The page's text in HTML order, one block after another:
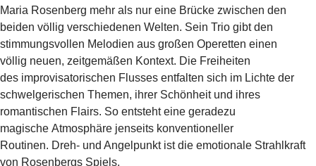
Maria Rosenberg mehr als nur eine Brücke zwischen den
beiden völlig verschiedenen Welten. Sein Trio gibt den
stimmungsvollen Melodien aus großen Operetten einen
völlig neuen, zeitgemäßen Kontext. Die Freiheiten
des improvisatorischen Flusses entfalten sich im Lichte der
schwelgerischen Themen, ihrer Schönheit und ihres
romantischen Flairs. So entsteht eine geradezu
magische Atmosphäre jenseits konventioneller
Routinen. Dreh- und Angelpunkt ist die emotionale Strahlkraft
von Rosenbergs Spiels.